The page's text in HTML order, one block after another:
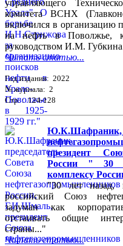
управляющего
комитета ВСНХ
включился в организацию
на нефть в Поволжье,
руководством И.М.
Читать статью...
Год издания: 2022
№ журнала: 2
Стр. : 124-128
Ю.К.Шафраник,
президент
России " 30
комплексу
"30 лет назад,
российский Союз
задуман как
отстаивать общие
страны..."
Читать статью...